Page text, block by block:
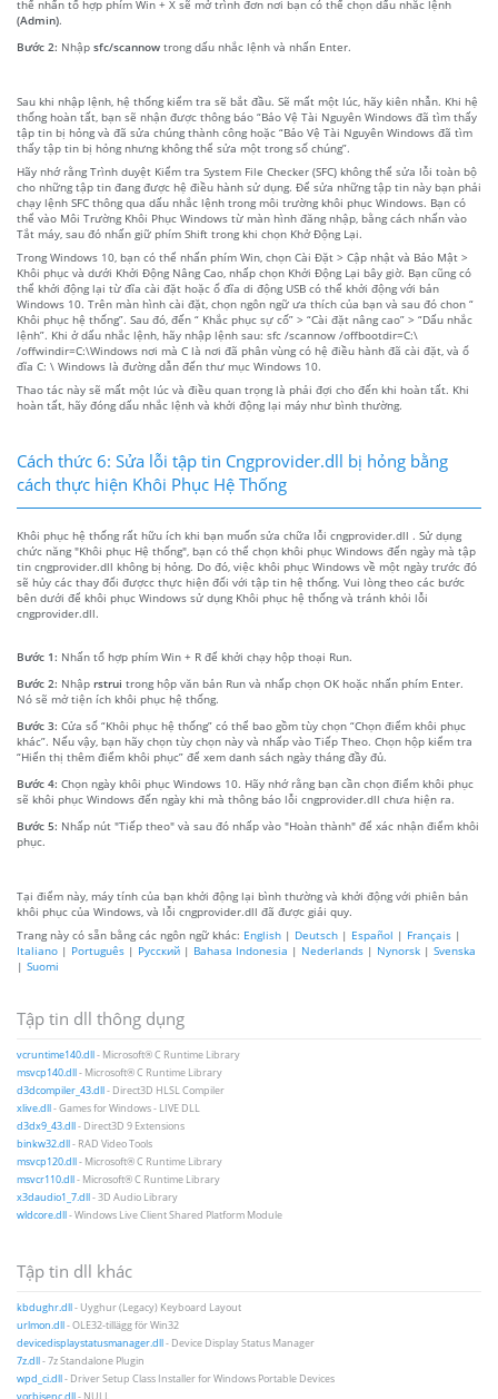
thể nhấn tổ hợp phím Win + X sẽ mở trình đơn nơi bạn có thể chọn dấu nhắc lệnh
(Admin).
Bước 2: Nhập sfc/scannow trong dấu nhắc lệnh và nhấn Enter.
Sau khi nhập lệnh, hệ thống kiểm tra sẽ bắt đầu. Sẽ mất một lúc, hãy kiên nhẫn. Khi hệ
thống hoàn tất, bạn sẽ nhận được thông báo “Bảo Vệ Tài Nguyên Windows đã tìm thấy
tập tin bị hỏng và đã sửa chúng thành công hoặc “Bảo Vệ Tài Nguyên Windows đã tìm
thấy tập tin bị hỏng nhưng không thể sửa một trong số chúng”.
Hãy nhớ rằng Trình duyệt Kiểm tra System File Checker (SFC) không thể sửa lỗi toàn bộ
cho những tập tin đang được hệ điều hành sử dụng. Để sửa những tập tin này bạn phải
chạy lệnh SFC thông qua dấu nhắc lệnh trong môi trường khôi phục Windows. Bạn có
thể vào Môi Trường Khôi Phục Windows từ màn hình đăng nhập, bằng cách nhấn vào
Tắt máy, sau đó nhấn giữ phím Shift trong khi chọn Khở Động Lại.
Trong Windows 10, bạn có thể nhấn phím Win, chọn Cài Đặt > Cập nhật và Bảo Mật >
Khôi phục và dưới Khởi Động Nâng Cao, nhấp chọn Khởi Động Lại bây giờ. Bạn cũng có
thể khởi động lại từ đĩa cài đặt hoặc ổ đĩa di động USB có thể khởi động với bản
Windows 10. Trên màn hình cài đặt, chọn ngôn ngữ ưa thích của bạn và sau đó chon “
Khôi phục hệ thống”. Sau đó, đến “ Khắc phục sự cố” > “Cài đặt nâng cao” > “Dấu nhắc
lệnh”. Khi ở dấu nhắc lệnh, hãy nhập lệnh sau: sfc /scannow /offbootdir=C:\
/offwindir=C:\Windows nơi mà C là nơi đã phân vùng có hệ điều hành đã cài đặt, và ổ
đĩa C: \ Windows là đường dẫn đến thư mục Windows 10.
Thao tác này sẽ mất một lúc và điều quan trọng là phải đợi cho đến khi hoàn tất. Khi
hoàn tất, hãy đóng dấu nhắc lệnh và khởi động lại máy như bình thường.
Cách thức 6: Sửa lỗi tập tin Cngprovider.dll bị hỏng bằng
cách thực hiện Khôi Phục Hệ Thống
Khôi phục hệ thống rất hữu ích khi bạn muốn sửa chữa lỗi cngprovider.dll . Sử dụng
chức năng "Khôi phục Hệ thống", bạn có thể chọn khôi phục Windows đến ngày mà tập
tin cngprovider.dll không bị hỏng. Do đó, việc khôi phục Windows về một ngày trước đó
sẽ hủy các thay đổi đượcc thực hiện đối với tập tin hệ thống. Vui lòng theo các bước
bên dưới để khôi phục Windows sử dụng Khôi phục hệ thống và tránh khỏi lỗi
cngprovider.dll.
Bước 1: Nhấn tổ hợp phím Win + R để khởi chạy hộp thoại Run.
Bước 2: Nhập rstrui trong hộp văn bản Run và nhấp chọn OK hoặc nhấn phím Enter.
Nó sẽ mở tiện ích khôi phục hệ thống.
Bước 3: Cửa sổ “Khôi phục hệ thống” có thể bao gồm tùy chọn “Chọn điểm khôi phục
khác”. Nếu vậy, bạn hãy chọn tùy chọn này và nhấp vào Tiếp Theo. Chọn hộp kiểm tra
“Hiển thị thêm điểm khôi phục” để xem danh sách ngày tháng đầy đủ.
Bước 4: Chọn ngày khôi phục Windows 10. Hãy nhớ rằng bạn cần chọn điểm khôi phục
sẽ khôi phục Windows đến ngày khi mà thông báo lỗi cngprovider.dll chưa hiện ra.
Bước 5: Nhấp nút "Tiếp theo" và sau đó nhấp vào "Hoàn thành" để xác nhận điểm khôi
phục.
Tại điểm này, máy tính của bạn khởi động lại bình thường và khởi động với phiên bản
khôi phục của Windows, và lỗi cngprovider.dll đã được giải quy.
Trang này có sẵn bằng các ngôn ngữ khác: English | Deutsch | Español | Français |
Italiano | Português | Русский | Bahasa Indonesia | Nederlands | Nynorsk | Svenska
| Suomi
Tập tin dll thông dụng
vcruntime140.dll- Microsoft® C Runtime Library
msvcp140.dll- Microsoft® C Runtime Library
d3dcompiler_43.dll- Direct3D HLSL Compiler
xlive.dll- Games for Windows - LIVE DLL
d3dx9_43.dll- Direct3D 9 Extensions
binkw32.dll- RAD Video Tools
msvcp120.dll- Microsoft® C Runtime Library
msvcr110.dll- Microsoft® C Runtime Library
x3daudio1_7.dll- 3D Audio Library
wldcore.dll- Windows Live Client Shared Platform Module
Tập tin dll khác
kbdughr.dll- Uyghur (Legacy) Keyboard Layout
urlmon.dll- OLE32-tillägg för Win32
devicedisplaystatusmanager.dll- Device Display Status Manager
7z.dll- 7z Standalone Plugin
wpd_ci.dll- Driver Setup Class Installer for Windows Portable Devices